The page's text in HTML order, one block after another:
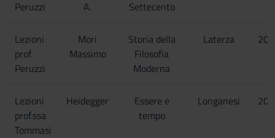
Peruzzi
A.
Settecento
Lezioni
prof.
Peruzzi
Mori
Massimo
Storia della
Filosofia
Moderna
Laterza
Lezioni
prof.ssa
Tommasi
Heidegger
Essere e
tempo
Longanesi